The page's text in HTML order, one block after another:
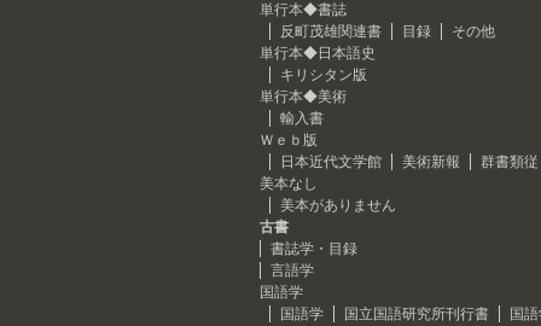
単行本◆書誌
反町茂雄関連書
目録
その他
単行本◆日本語史
キリシタン版
単行本◆美術
輸入書
Ｗｅｂ版
日本近代文学館
美術新報
群書類
美本なし
美本がありません
古書
書誌学・目録
言語学
国語学
国語学
国立国語研究所刊行書
国